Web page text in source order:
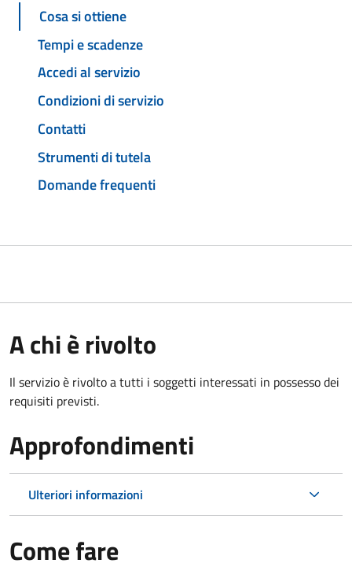
Cosa si ottiene
Tempi e scadenze
Accedi al servizio
Condizioni di servizio
Contatti
Strumenti di tutela
Domande frequenti
A chi è rivolto
Il servizio è rivolto a tutti i soggetti interessati in possesso dei
requisiti previsti.
Approfondimenti
Ulteriori informazioni
Come fare